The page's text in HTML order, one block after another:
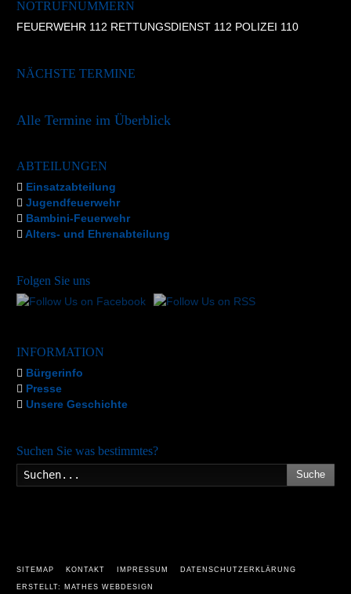
NOTRUFNUMMERN
FEUERWEHR 112 RETTUNGSDIENST 112 POLIZEI 110
NÄCHSTE TERMINE
Alle Termine im Überblick
ABTEILUNGEN
Einsatzabteilung
Jugendfeuerwehr
Bambini-Feuerwehr
Alters- und Ehrenabteilung
Folgen Sie uns
INFORMATION
Bürgerinfo
Presse
Unsere Geschichte
Suchen Sie was bestimmtes?
Suche
SITEMAP KONTAKT IMPRESSUM DATENSCHUTZERKLÄRUNG
ERSTELLT: MATHES WEBDESIGN